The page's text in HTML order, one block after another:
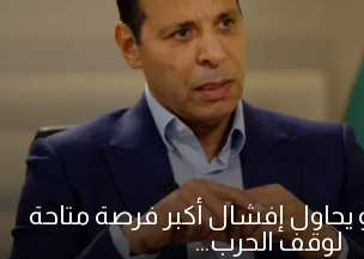
يحاول إفشال أكبر فرصة متاحة
لوقف الحرب...